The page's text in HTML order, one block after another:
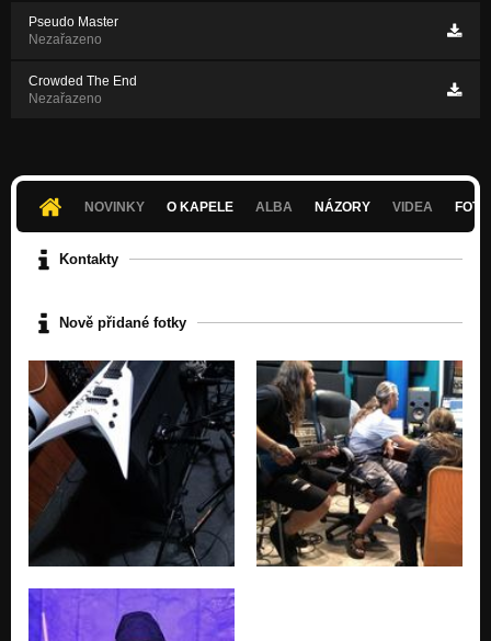
Pseudo Master
Nezařazeno
Crowded The End
Nezařazeno
NOVINKY O KAPELE ALBA NÁZORY VIDEA
Kontakty
Nově přidané fotky